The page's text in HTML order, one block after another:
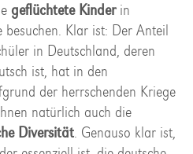
geflüchtete Kinderin
besuchen. Klar ist: Der Anteil
in Deutschland, deren
ist, hat in den
der herrschenden Kriege
natürlich auch die
Diversität. Genauso klar ist,